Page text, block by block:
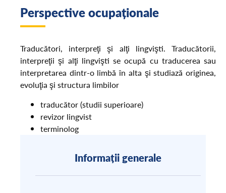
Perspective ocupaționale
Traducători, interpreţi şi alţi lingvişti. Traducătorii,
interpreţii şi alţi lingvişti se ocupă cu traducerea sau
interpretarea dintr-o limbă în alta şi studiază originea,
evoluţia şi structura limbilor
traducător (studii superioare)
revizor lingvist
terminolog
Informații generale